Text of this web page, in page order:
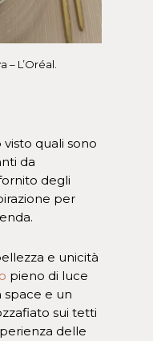
– L’Oréal.
quali sono
da
degli
per
e unicità
pieno di luce
e un
sui tetti
delle